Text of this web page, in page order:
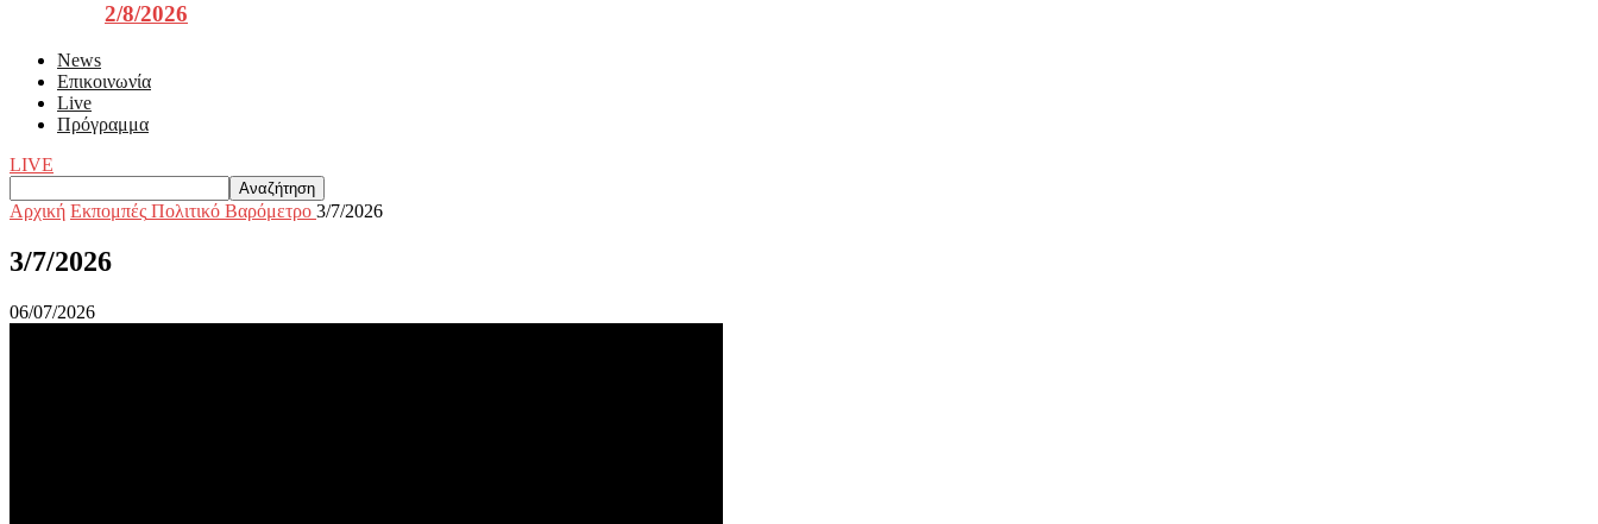
2/8/2026
News
Επικοινωνία
Live
Πρόγραμμα
LIVE
Αρχική Εκπομπές Πολιτικό Βαρόμετρο 3/7/2026
3/7/2026
06/07/2026